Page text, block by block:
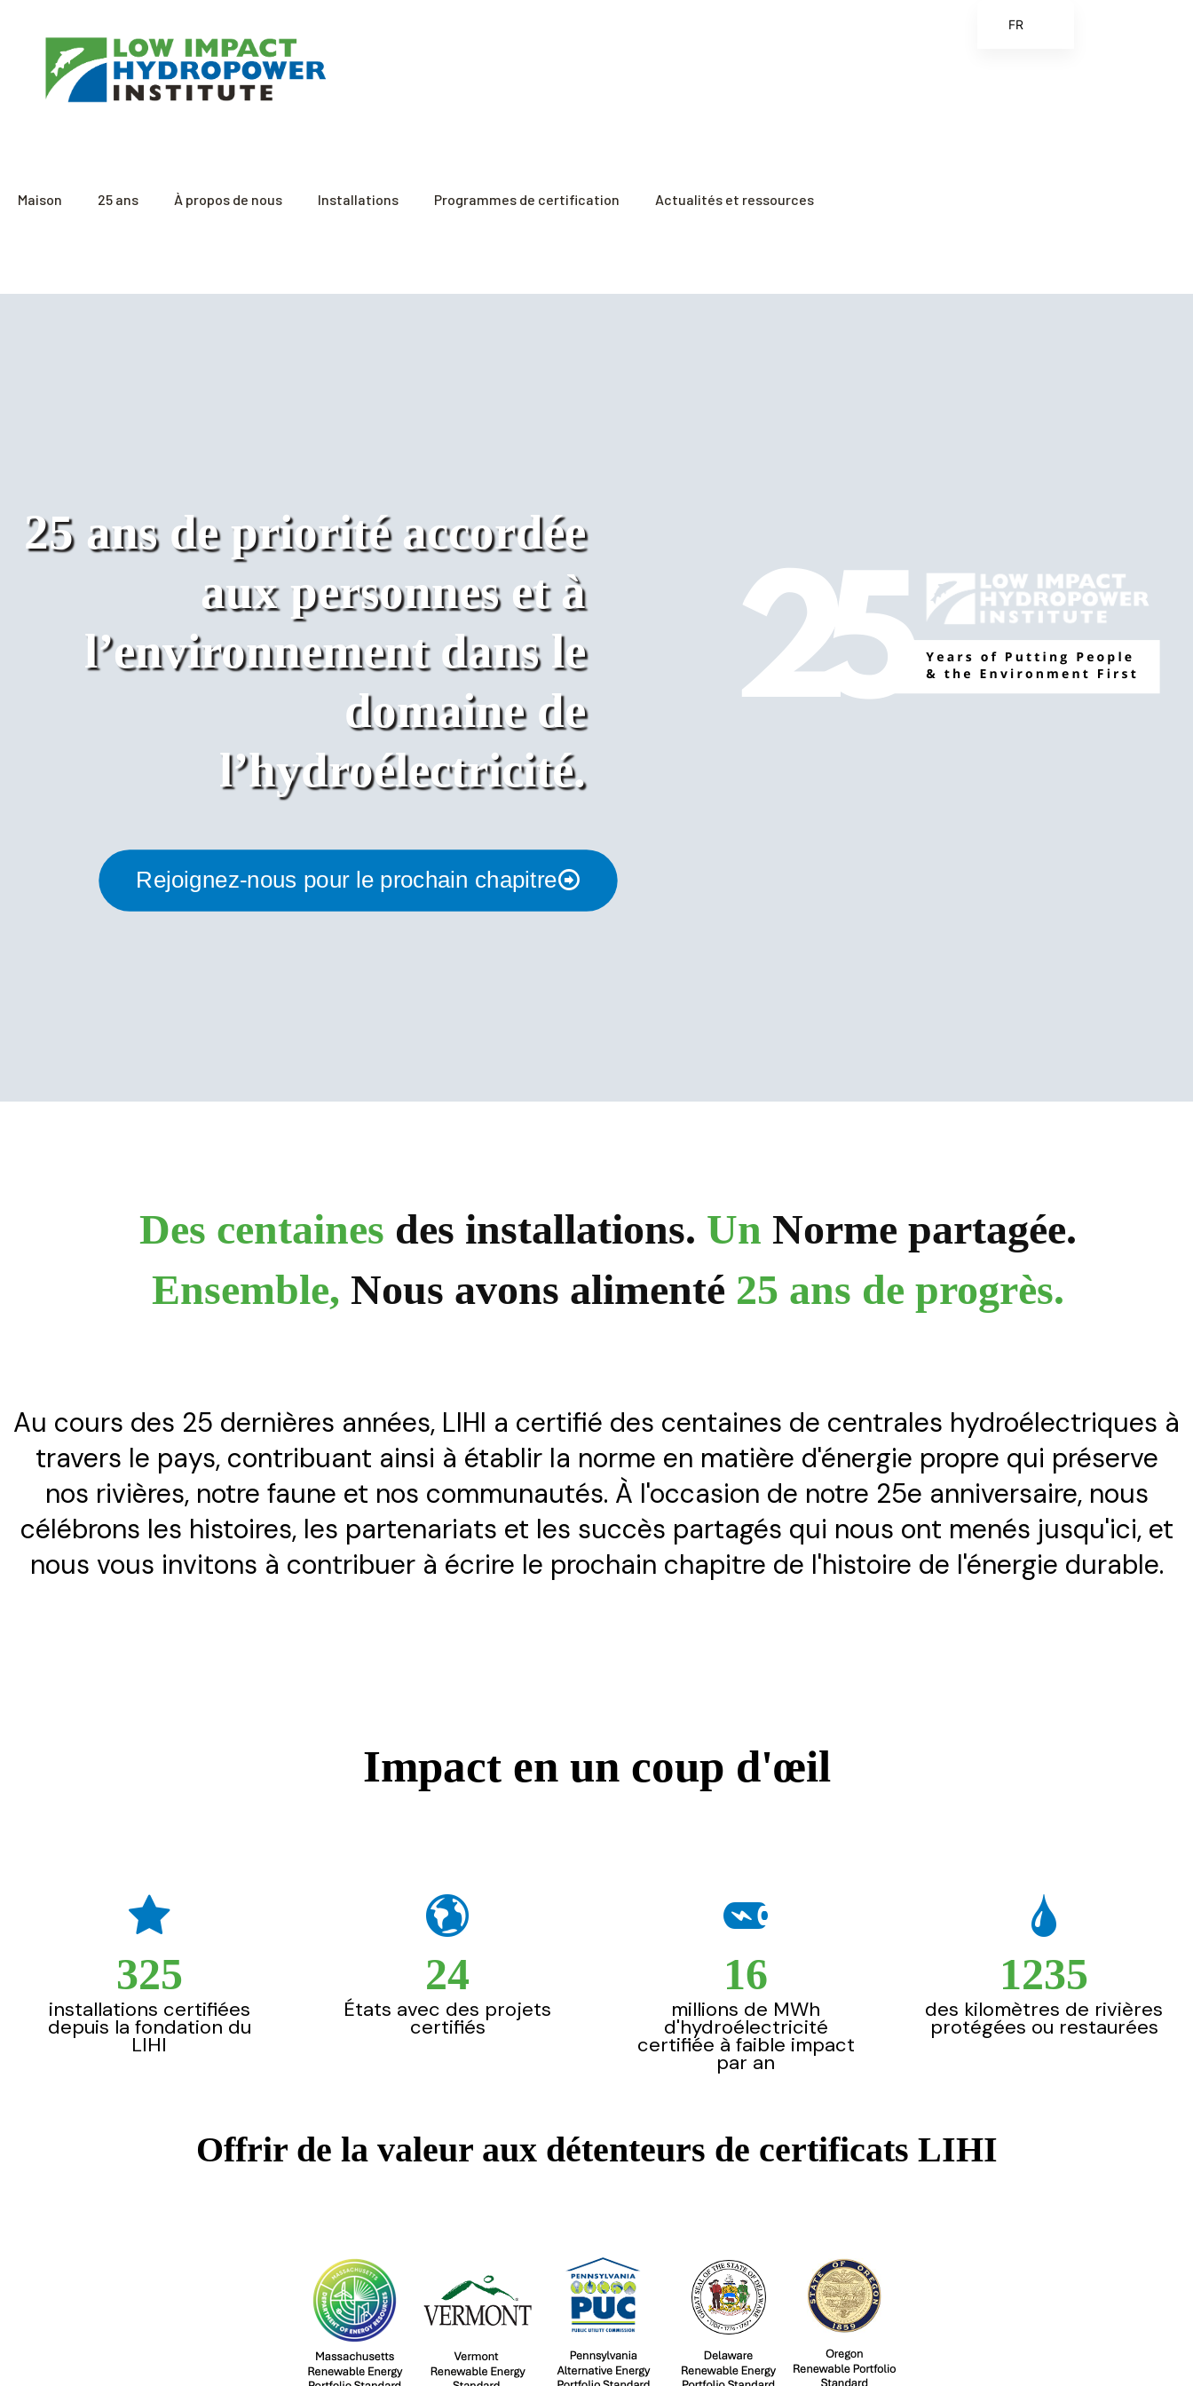
Maison 25 ans À propos de nous Installations Programmes de certification Actualités et ressources
25 ans de priorité accordée
aux personnes et à
l’environnement dans le
domaine de
l’hydroélectricité.
Rejoignez-nous pour le prochain chapitre
Des centaines des installations. Un Norme partagée.
Ensemble, Nous avons alimenté 25 ans de progrès.
Au cours des 25 dernières années, LIHI a certifié des centaines de centrales hydroélectriques à
travers le pays, contribuant ainsi à établir la norme en matière d'énergie propre qui préserve
nos rivières, notre faune et nos communautés. À l'occasion de notre 25e anniversaire, nous
célébrons les histoires, les partenariats et les succès partagés qui nous ont menés jusqu'ici, et
nous vous invitons à contribuer à écrire le prochain chapitre de l'histoire de l'énergie durable.
Impact en un coup d'œil
325
installations certifiées
depuis la fondation du
LIHI
24
États avec des projets
certifiés
16
millions de MWh
d'hydroélectricité
certifiée à faible impact
par an
1235
des kilomètres de rivières
protégées ou restaurées
Offrir de la valeur aux détenteurs de certificats LIHI
FR